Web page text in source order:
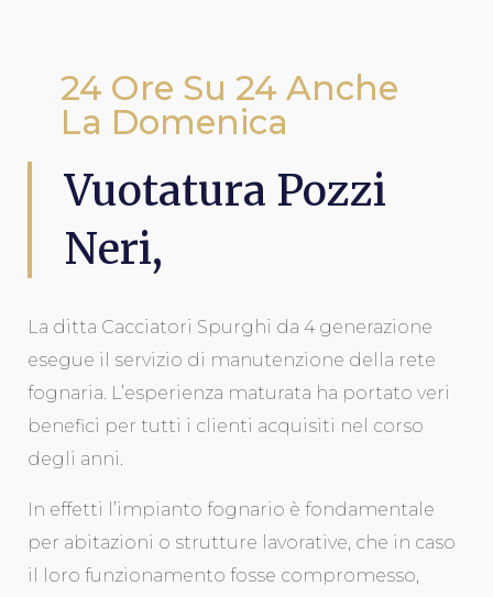
24 Ore Su 24 Anche
La Domenica
Vuotatura Pozzi
Neri,
La ditta Cacciatori Spurghi da 4 generazione
esegue il servizio di manutenzione della rete
fognaria. L’esperienza maturata ha portato veri
benefici per tutti i clienti acquisiti nel corso
degli anni.
In effetti l’impianto fognario è fondamentale
per abitazioni o strutture lavorative, che in caso
il loro funzionamento fosse compromesso,